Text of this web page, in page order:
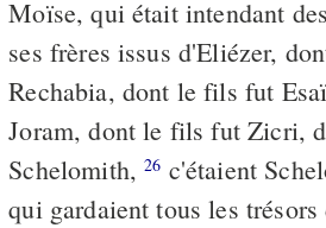
Moïse, qui était intendant
ses frères issus d'Eliézer,
Rechabia, dont le fils fut
Joram, dont le fils fut Zicri,
Schelomith,26 c'étaient
qui gardaient tous les trésors